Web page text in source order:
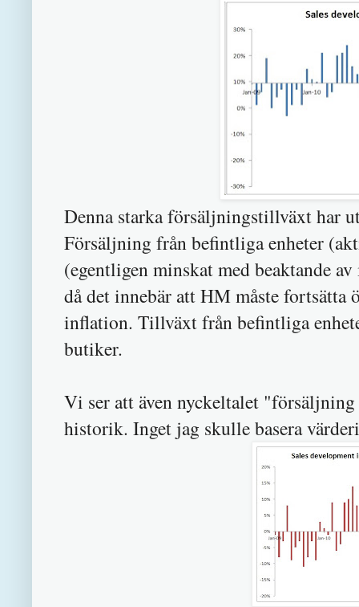
Denna starka försäljningstillväxt har
Försäljning från befintliga enheter
(egentligen minskat med beaktande
då det innebär att HM måste
inflation. Tillväxt från befintliga
butiker.
Vi ser att även nyckeltalet
historik. Inget jag skulle basera